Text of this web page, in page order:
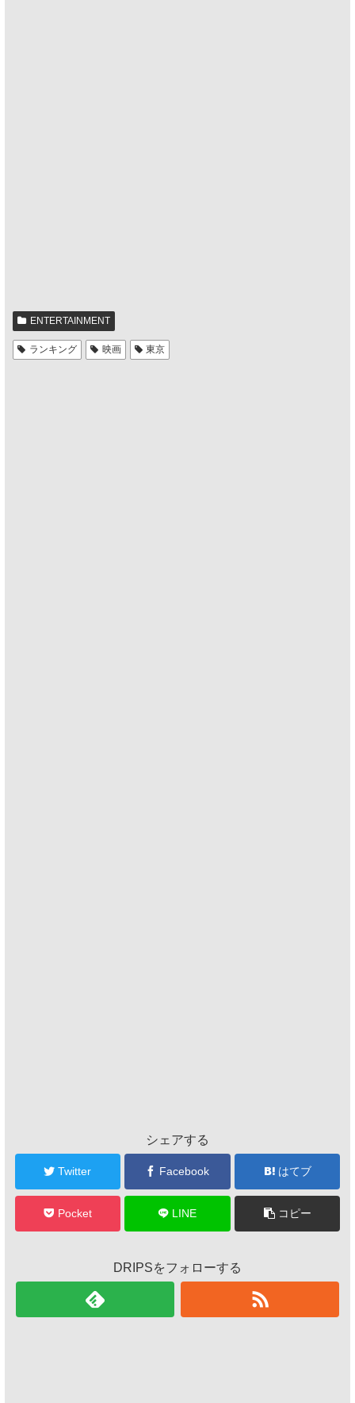
ENTERTAINMENT
ランキング 映画 東京
シェアする
Twitter Facebook はてブ
Pocket LINE コピー
DRIPSをフォローする